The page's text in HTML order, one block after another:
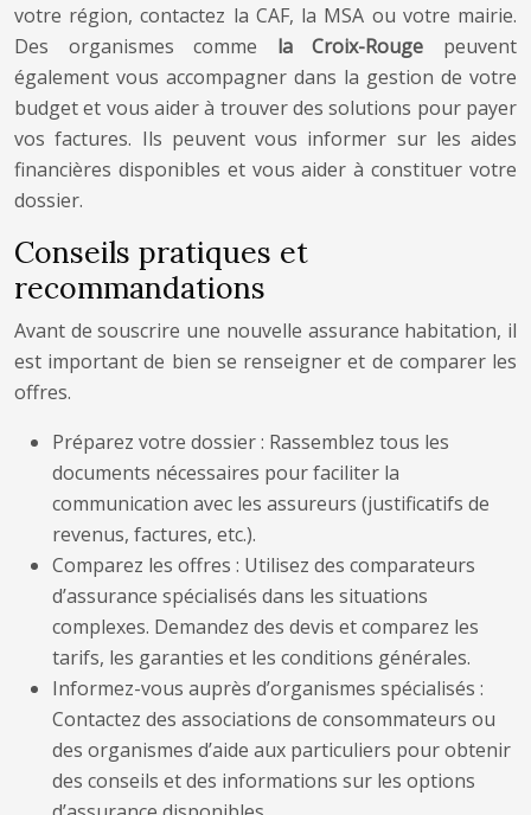
votre région, contactez la CAF, la MSA ou votre mairie.
Des organismes comme la Croix-Rouge peuvent
également vous accompagner dans la gestion de votre
budget et vous aider à trouver des solutions pour payer
vos factures. Ils peuvent vous informer sur les aides
financières disponibles et vous aider à constituer votre
dossier.
Conseils pratiques et
recommandations
Avant de souscrire une nouvelle assurance habitation, il
est important de bien se renseigner et de comparer les
offres.
Préparez votre dossier : Rassemblez tous les
documents nécessaires pour faciliter la
communication avec les assureurs (justificatifs de
revenus, factures, etc.).
Comparez les offres : Utilisez des comparateurs
d’assurance spécialisés dans les situations
complexes. Demandez des devis et comparez les
tarifs, les garanties et les conditions générales.
Informez-vous auprès d’organismes spécialisés :
Contactez des associations de consommateurs ou
des organismes d’aide aux particuliers pour obtenir
des conseils et des informations sur les options